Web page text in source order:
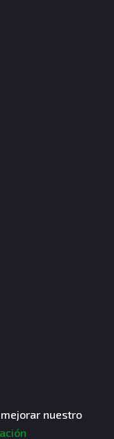
reservados.
nuestro